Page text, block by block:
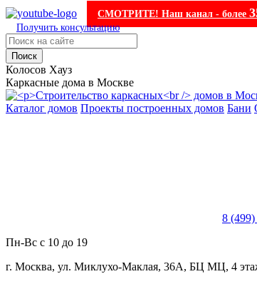
СМОТРИТЕ! Наш канал - более
Получить консультацию
Поиск
Колосов Хауз
Каркасные дома в Москве
Каталог домов Проекты построенных домов Бани
8
Пн-Вс с 10 до 19
г. Москва, ул. Миклухо-Маклая, 36А, БЦ МЦ, 4